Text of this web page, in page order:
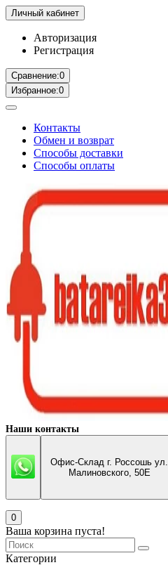
Личный кабинет
Авторизация
Регистрация
Сравнение:0
Избранное:0
Контакты
Обмен и возврат
Способы доставки
Способы оплаты
Наши контакты
Офис-Склад г. Россошь ул.
Малиновского, 50Е
0
Ваша корзина пуста!
Категории